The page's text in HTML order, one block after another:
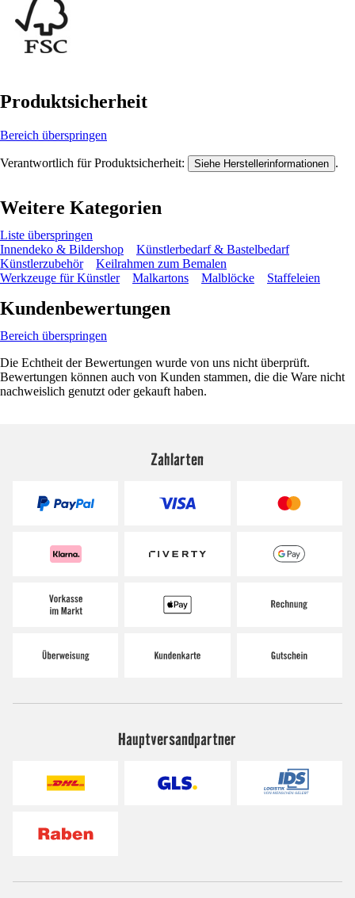
Produktsicherheit
Bereich überspringen
Verantwortlich für Produktsicherheit: Siehe Herstellerinformationen .
Weitere Kategorien
Liste überspringen
Innendeko & Bildershop
Künstlerbedarf & Bastelbedarf
Künstlerzubehör
Keilrahmen zum Bemalen
Werkzeuge für Künstler
Malkartons Malblöcke Staffeleien
Kundenbewertungen
Bereich überspringen
Die Echtheit der Bewertungen wurde von uns nicht überprüft.
Bewertungen können auch von Kunden stammen, die die Ware nicht
nachweislich genutzt oder gekauft haben.
Zahlarten
Hauptversandpartner